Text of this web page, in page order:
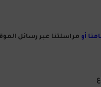
أو مراسلتنا عبر رسائل